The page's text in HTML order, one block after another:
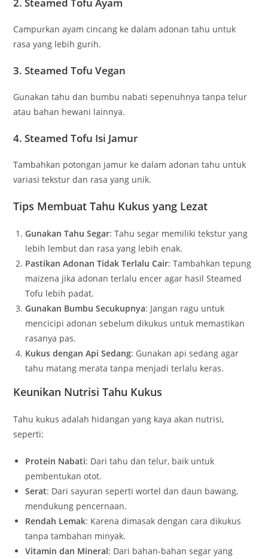
Campurkan ayam cincang ke dalam adonan tahu untuk
rasa yang lebih gurih.
3. Steamed Tofu Vegan
Gunakan tahu dan bumbu nabati sepenuhnya tanpa telur
atau bahan hewani lainnya.
4. Steamed Tofu Isi Jamur
Tambahkan potongan jamur ke dalam adonan tahu untuk
variasi tekstur dan rasa yang unik.
Tips Membuat Tahu Kukus yang Lezat
Gunakan Tahu Segar: Tahu segar memiliki tekstur yang
lebih lembut dan rasa yang lebih enak.
Pastikan Adonan Tidak Terlalu Cair: Tambahkan tepung
maizena jika adonan terlalu encer agar hasil Steamed
Tofu lebih padat.
Gunakan Bumbu Secukupnya: Jangan ragu untuk
mencicipi adonan sebelum dikukus untuk memastikan
rasanya pas.
Kukus dengan Api Sedang: Gunakan api sedang agar
tahu matang merata tanpa menjadi terlalu keras.
Keunikan Nutrisi Tahu Kukus
Tahu kukus adalah hidangan yang kaya akan nutrisi,
seperti:
Protein Nabati: Dari tahu dan telur, baik untuk
pembentukan otot.
Serat: Dari sayuran seperti wortel dan daun bawang,
mendukung pencernaan.
Rendah Lemak: Karena dimasak dengan cara dikukus
tanpa tambahan minyak.
Vitamin dan Mineral: Dari bahan-bahan segar yang